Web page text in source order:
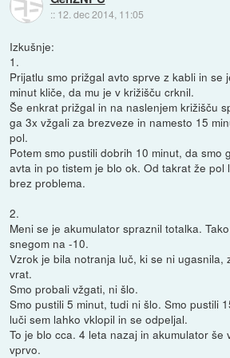
:: 12. dec 2014, 11:05
Izkušnje:
1.
Prijatlu smo prižgal avto sprve z kabli in se
minut kliče, da mu je v križišču crknil.
Še enkrat prižgal in na naslenjem križišču
ga 3x vžgali za brezveze in namesto 15
pol.
Potem smo pustili dobrih 10 minut, da smo
avta in po tistem je blo ok. Od takrat že pol
brez problema.
2.
Meni se je akumulator spraznil totalka.
snegom na -10.
Vzrok je bila notranja luč, ki se ni ugasnila,
vrat.
Smo probali vžgati, ni šlo.
Smo pustili 5 minut, tudi ni šlo. Smo pustili
luči sem lahko vklopil in se odpeljal.
To je blo cca. 4 leta nazaj in akumulator še
vprvo.